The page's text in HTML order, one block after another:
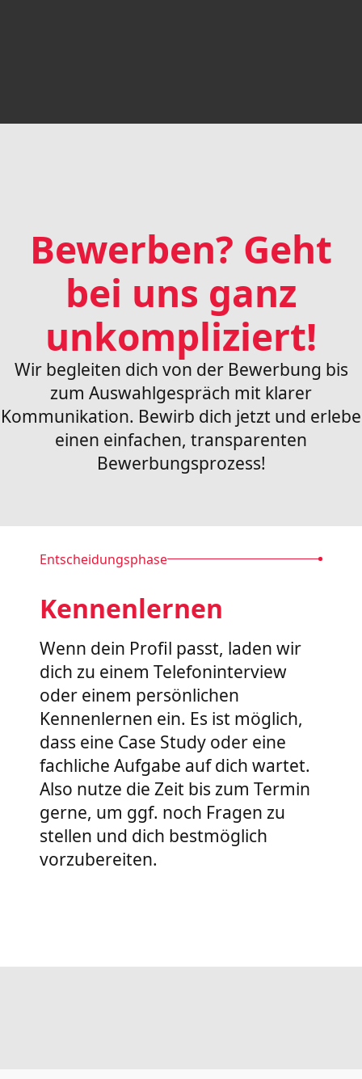
Bewerben? Geht
bei uns ganz
unkompliziert!
Wir begleiten dich von der Bewerbung bis
zum Auswahlgespräch mit klarer
Kommunikation. Bewirb dich jetzt und erlebe
einen einfachen, transparenten
Bewerbungsprozess!
Entscheidungsphase
Kennenlernen
Wenn dein Profil passt, laden wir
dich zu einem Telefoninterview
oder einem persönlichen
Kennenlernen ein. Es ist möglich,
dass eine Case Study oder eine
fachliche Aufgabe auf dich wartet.
Also nutze die Zeit bis zum Termin
gerne, um ggf. noch Fragen zu
stellen und dich bestmöglich
vorzubereiten.